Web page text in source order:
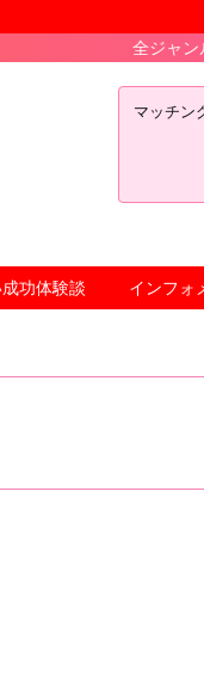
全ジャンル出会いマ
マッチン
功体験談 インフォ